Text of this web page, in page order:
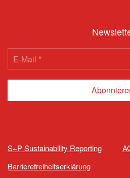
S+P Sustainability Reporting
Barrierefreiheitserklärung